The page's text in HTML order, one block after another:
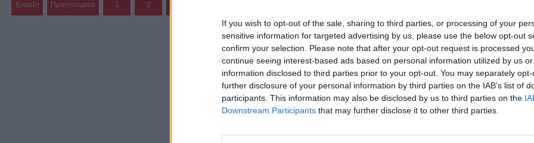
If you wish to opt-out of the sale, sharing to third parties, or processing of your
sensitive information for targeted advertising by us, please use the below opt-out
confirm your selection. Please note that after your opt-out request is processed
continue seeing interest-based ads based on personal information utilized by us
information disclosed to third parties prior to your opt-out. You may separately
further disclosure of your personal information by third parties on the IAB’s list of
participants. This information may also be disclosed by us to third parties on the
Downstream Participants that may further disclose it to other third parties.
Έναρξη Προηγούμενο 1 2
Επιστήμη- Υγεία:
δυσκολίες
24 Ιουλίου 2026, 10:19